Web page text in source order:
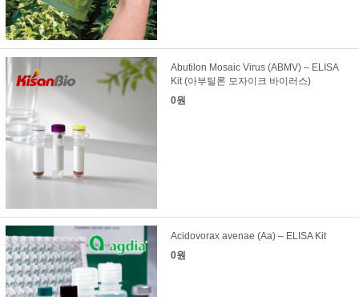
Abutilon Mosaic Virus (ABMV) – ELISA
Kit (아부틸론 모자이크 바이러스)
0원
Acidovorax avenae (Aa) – ELISA Kit
0원